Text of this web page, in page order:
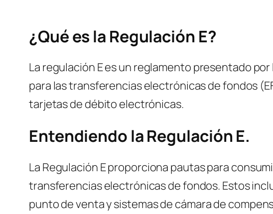
¿Qué es la Regulación E?
La regulación E es un reglamento presentado
para las transferencias electrónicas de fondos
tarjetas de débito electrónicas.
Entendiendo la Regulación E.
La Regulación E proporciona pautas para
transferencias electrónicas de fondos. Estos
punto de venta y sistemas de cámara de